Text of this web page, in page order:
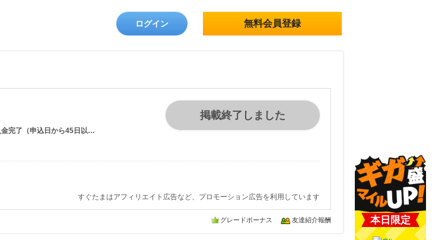
ログイン 無料会員登録
証券口座新規開設完了後、5万円以上の入金完了（申込日から45日以内）
掲載終了しました
すぐたまはアフィリエイト広告など、プロモーション広告を利用しています
グレードボーナス 友達紹介報酬 本日限定